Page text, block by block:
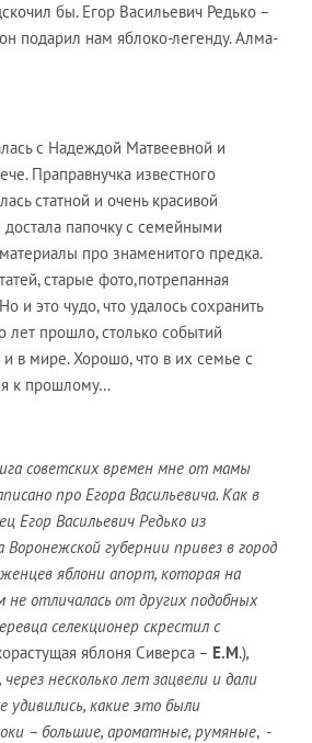
бы. Егор Васильевич Редько –
подарил нам яблоко-легенду. Алма-
с Надеждой Матвеевной и
Праправнучка известного
статной и очень красивой
папочку с семейными
про знаменитого предка.
старые фото,потрепанная
и это чудо, что удалось сохранить
лет прошло, столько событий
в мире. Хорошо, что в их семье с
к прошлому…
советских времен мне от мамы
про Егора Васильевича. Как в
Егор Васильевич Редько из
Воронежской губернии привез в город
яблони апорт, которая на
не отличалась от других подобных
селекционер скрестил с
яблоня Сиверса – Е.М.),
несколько лет зацвели и дали
удивились, какие это были
– большие, ароматные, румяные, -